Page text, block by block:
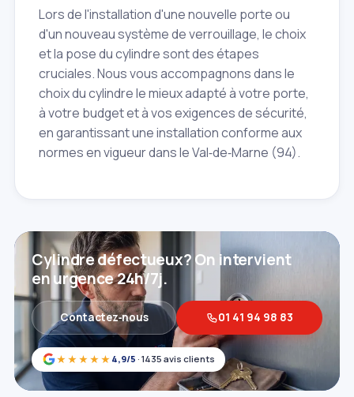
Lors de l'installation d'une nouvelle porte ou
d'un nouveau système de verrouillage, le choix
et la pose du cylindre sont des étapes
cruciales. Nous vous accompagnons dans le
choix du cylindre le mieux adapté à votre porte,
à votre budget et à vos exigences de sécurité,
en garantissant une installation conforme aux
normes en vigueur dans le Val‑de‑Marne (94).
★★★★★ 4,9/5 · 1435 avis clients
Cylindre défectueux? On intervient
en urgence 24h/7j.
Contactez‑nous 01 41 94 98 83